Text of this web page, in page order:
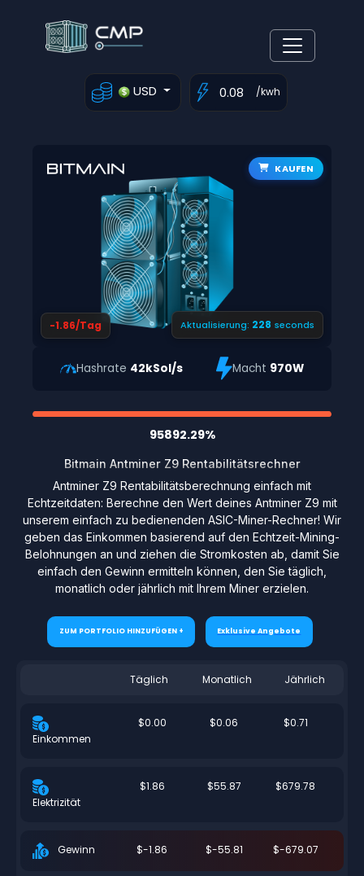
USD /kwh
KAUFEN
-1.86/Tag Aktualisierung: 227 seconds
Hashrate 42kSol/s Macht 970W
95892.29%
Bitmain Antminer Z9 Rentabilitätsrechner
Antminer Z9 Rentabilitätsberechnung einfach mit
Echtzeitdaten: Berechne den Wert deines Antminer Z9 mit
unserem einfach zu bedienenden ASIC-Miner-Rechner! Wir
geben das Einkommen basierend auf den Echtzeit-Mining-
Belohnungen an und ziehen die Stromkosten ab, damit Sie
einfach den Gewinn ermitteln können, den Sie täglich,
monatlich oder jährlich mit Ihrem Miner erzielen.
ZUM PORTFOLIO HINZUFÜGEN + Exklusive Angebote
Täglich Monatlich Jährlich
Einkommen
$0.00 $0.06 $0.71
Elektrizität
$1.86 $55.87 $679.78
Gewinn $-1.86 $-55.81 $-679.07